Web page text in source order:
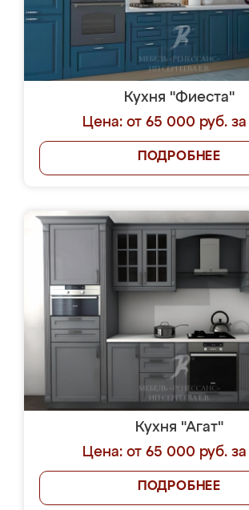
Кухня "Фиеста"
Цена: от 65 000 руб.
ПОДРОБНЕЕ
Кухня "Агат"
Цена: от 65 000 руб.
ПОДРОБНЕЕ